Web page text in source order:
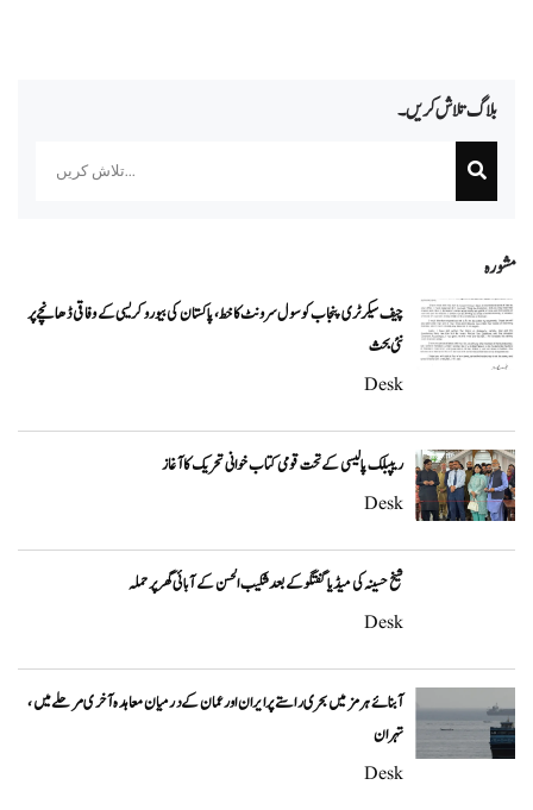
بلاگ تلاش کریں۔
مشورہ
چیف سیکرٹری پنجاب کو سول سرونٹ کا خط، پاکستان کی بیوروکریسی کے وفاقی ڈھانچے پر
نئی بحث
Desk
ریپبلک پالیسی کے تحت قومی کتاب خوانی تحریک کا آغاز
Desk
شیخ حسینہ کی میڈیا گفتگو کے بعد شکیب الحسن کے آبائی گھر پر حملہ
Desk
آبنائے ہرمز میں بحری راستے پر ایران اور عمان کے درمیان معاہدہ آخری مرحلے میں،
تہران
Desk